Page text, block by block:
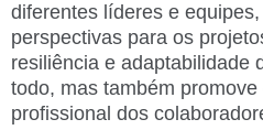
diferentes líderes e
perspectivas para os
resiliência e adaptabilidade
todo, mas também
profissional dos